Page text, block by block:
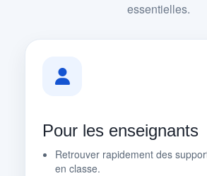
essentielles.
Pour les enseignants
Retrouver rapidement des
en classe.